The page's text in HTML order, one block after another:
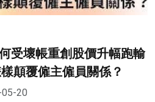
受壞帳重創股價升幅跑輸
顛覆僱主僱員關係？
20